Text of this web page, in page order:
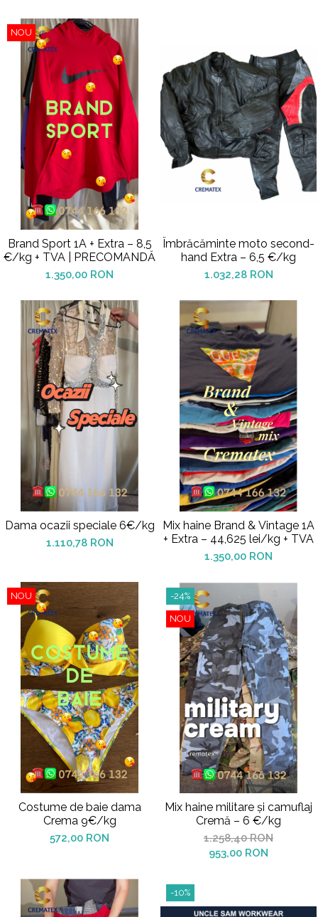
NOU
Brand Sport 1A + Extra – 8,5
€/kg + TVA | PRECOMANDĂ
1.350,00 RON
Îmbrăcăminte moto second-
hand Extra – 6,5 €/kg
1.032,28 RON
Dama ocazii speciale 6€/kg
1.110,78 RON
Mix haine Brand & Vintage 1A
+ Extra – 44,625 lei/kg + TVA
1.350,00 RON
NOU
Costume de baie dama
Crema 9€/kg
572,00 RON
-24%
NOU
Mix haine militare și camuflaj
Cremă – 6 €/kg
1.258,40 RON
953,00 RON
-10%